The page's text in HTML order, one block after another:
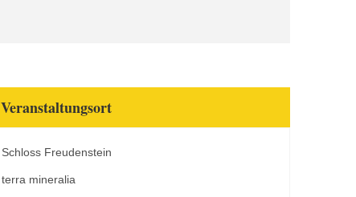
Veranstaltungsort
Schloss Freudenstein
terra mineralia